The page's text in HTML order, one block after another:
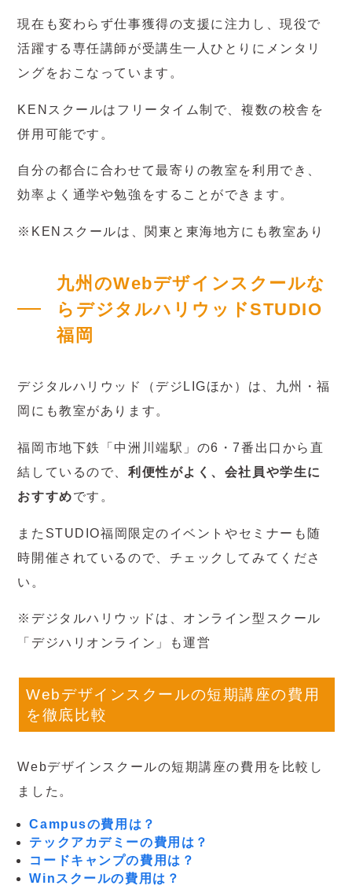
現在も変わらず仕事獲得の支援に注力し、現役で
活躍する専任講師が受講生一人ひとりにメンタリ
ングをおこなっています。
KENスクールはフリータイム制で、複数の校舎を
併用可能です。
自分の都合に合わせて最寄りの教室を利用でき、
効率よく通学や勉強をすることができます。
※KENスクールは、関東と東海地方にも教室あり
九州のWebデザインスクールな
らデジタルハリウッドSTUDIO
福岡
デジタルハリウッド（デジLIGほか）は、九州・福
岡にも教室があります。
福岡市地下鉄「中洲川端駅」の6・7番出口から直
結しているので、 利便性がよく、会社員や学生に
おすすめです。
またSTUDIO福岡限定のイベントやセミナーも随
時開催されているので、チェックしてみてくださ
い。
※デジタルハリウッドは、オンライン型スクール
「デジハリオンライン」も運営
Webデザインスクールの短期講座の費用
を徹底比較
Webデザインスクールの短期講座の費用を比較し
ました。
Campusの費用は？
テックアカデミーの費用は？
コードキャンプの費用は？
Winスクールの費用は？